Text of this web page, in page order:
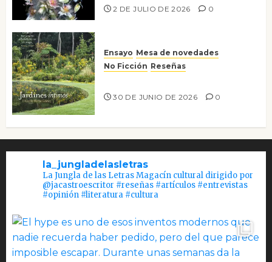
2 DE JULIO DE 2026 0
Ensayo Mesa de novedades
No Ficción Reseñas
30 DE JUNIO DE 2026 0
la_jungladelasletras
La Jungla de las Letras Magacín cultural dirigido por
@jacastroescritor #reseñas #artículos #entrevistas
#opinión #literatura #cultura